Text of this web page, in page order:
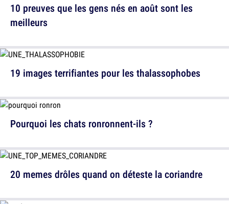
10 preuves que les gens nés en août sont les
meilleurs
Pourquoi les chats ronronnent-ils ?
19 images terrifiantes pour les thalassophobes
20 memes drôles quand on déteste la coriandre